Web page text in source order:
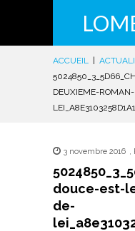
ACCUEIL
DEUXIEME-
3 novembre 2016 ,
douce-est-
de-